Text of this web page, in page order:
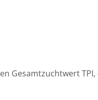
Gesamtzuchtwert